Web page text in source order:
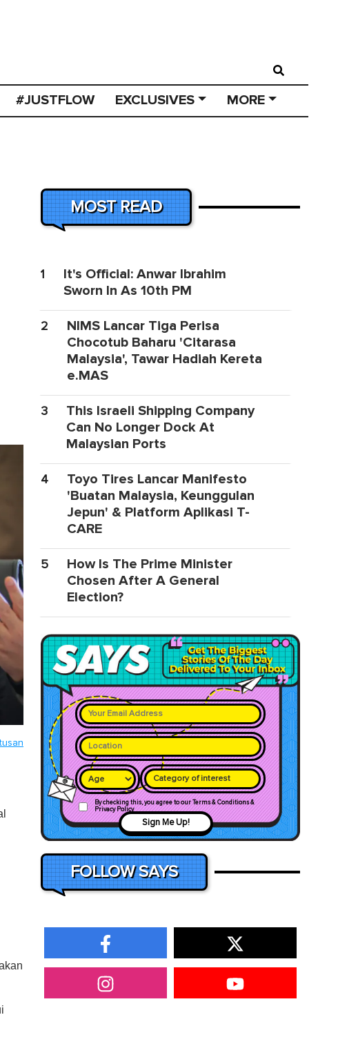
#JUSTFLOW EXCLUSIVES MORE
MOST READ
1
It's Official: Anwar Ibrahim
Sworn In As 10th PM
2
NIMS Lancar Tiga Perisa
Chocotub Baharu 'Citarasa
Malaysia', Tawar Hadiah Kereta
e.MAS
3
This Israeli Shipping Company
Can No Longer Dock At
Malaysian Ports
4
Toyo Tires Lancar Manifesto
'Buatan Malaysia, Keunggulan
Jepun' & Platform Aplikasi T-
CARE
5
How Is The Prime Minister
Chosen After A General
Election?
Category of interest
By checking this, you agree to our Terms & Conditions &
Privacy Policy
Sign Me Up!
FOLLOW SAYS